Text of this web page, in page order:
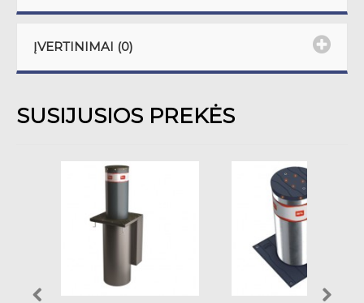
ĮVERTINIMAI (0)
SUSIJUSIOS PREKĖS